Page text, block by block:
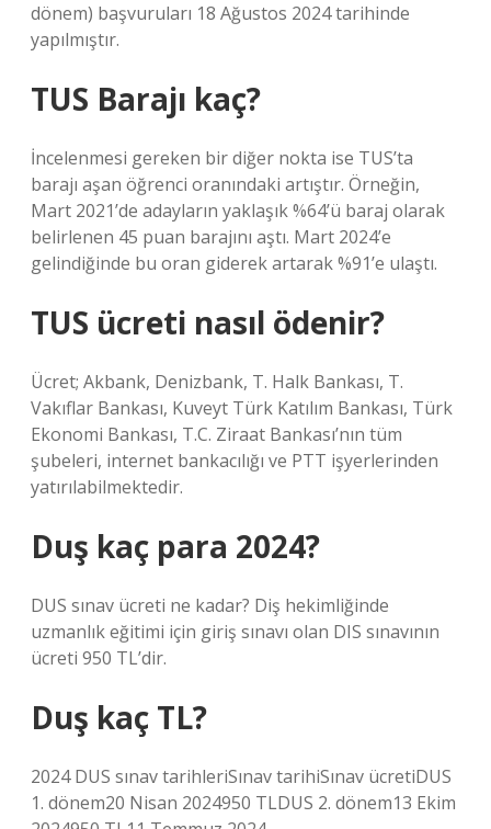
dönem) başvuruları 18 Ağustos 2024 tarihinde
yapılmıştır.
TUS Barajı kaç?
İncelenmesi gereken bir diğer nokta ise TUS’ta
barajı aşan öğrenci oranındaki artıştır. Örneğin,
Mart 2021’de adayların yaklaşık %64’ü baraj olarak
belirlenen 45 puan barajını aştı. Mart 2024’e
gelindiğinde bu oran giderek artarak %91’e ulaştı.
TUS ücreti nasıl ödenir?
Ücret; Akbank, Denizbank, T. Halk Bankası, T.
Vakıflar Bankası, Kuveyt Türk Katılım Bankası, Türk
Ekonomi Bankası, T.C. Ziraat Bankası’nın tüm
şubeleri, internet bankacılığı ve PTT işyerlerinden
yatırılabilmektedir.
Duş kaç para 2024?
DUS sınav ücreti ne kadar? Diş hekimliğinde
uzmanlık eğitimi için giriş sınavı olan DIS sınavının
ücreti 950 TL’dir.
Duş kaç TL?
2024 DUS sınav tarihleriSınav tarihiSınav ücretiDUS
1. dönem20 Nisan 2024950 TLDUS 2. dönem13 Ekim